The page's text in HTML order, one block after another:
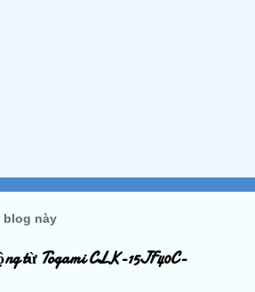
blog này
từ Togami CLK-15JF40C-